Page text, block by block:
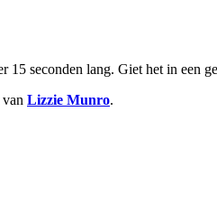
seconden lang. Giet het in een
van Lizzie Munro.